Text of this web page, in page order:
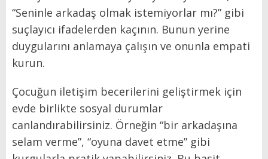
“Seninle arkadaş olmak istemiyorlar mı?” gibi
suçlayıcı ifadelerden kaçının. Bunun yerine
duygularını anlamaya çalışın ve onunla empati
kurun.
Çocuğun iletişim becerilerini geliştirmek için
evde birlikte sosyal durumlar
canlandırabilirsiniz. Örneğin “bir arkadaşına
selam verme”, “oyuna davet etme” gibi